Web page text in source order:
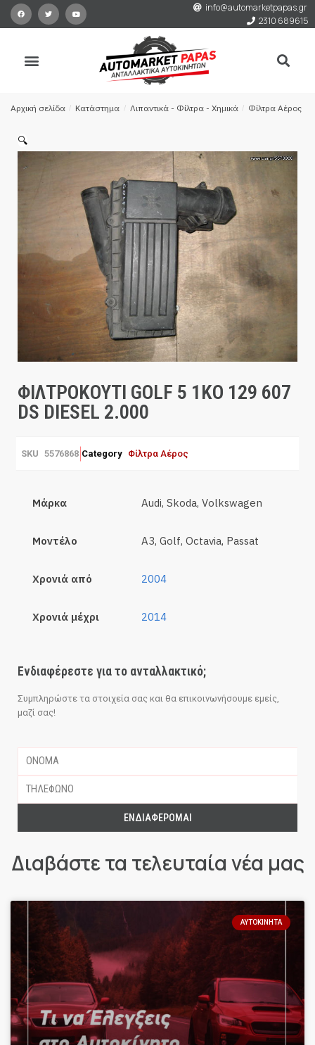
info@automarketpapas.gr
2310 689615
Αρχική σελίδα / Κατάστημα / Λιπαντικά - Φίλτρα - Χημικά / Φίλτρα Αέρος
🔍
ΦΙΛΤΡΟΚΟΥΤΙ GOLF 5 1KO 129 607
DS DIESEL 2.000
SKU 5576868 Category Φίλτρα Αέρος
Μάρκα Audi, Skoda, Volkswagen
Μοντέλο A3, Golf, Octavia, Passat
Χρονιά από 2004
Χρονιά μέχρι 2014
Ενδιαφέρεστε για το ανταλλακτικό;
Συμπληρώστε τα στοιχεία σας και θα επικοινωνήσουμε εμείς,
μαζί σας!
ΕΝΔΙΑΦΈΡΟΜΑΙ
Διαβάστε τα τελευταία νέα μας
ΑΥΤΟΚΊΝΗΤΑ